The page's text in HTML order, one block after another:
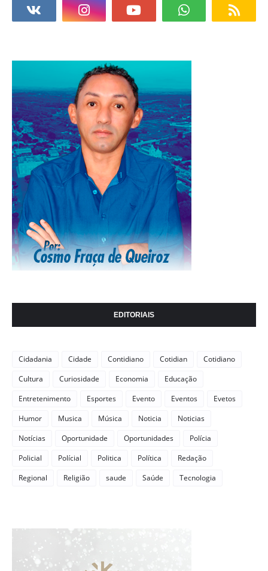
EDITORIAIS
Cidadania Cidade Contidiano Cotidian
Cotidiano
Cultura
Curiosidade Economia
Educação
Entretenimento
Esportes Evento Eventos
Evetos
Humor
Musica Música Noticia
Noticias
Notícias
Oportunidade Oportunidades
Polícia
Policial
Polícial Politica Política
Redação
Regional
Religião saude Saúde Tecnologia